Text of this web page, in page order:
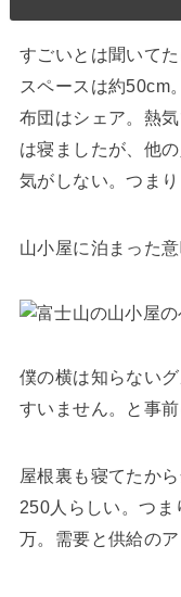
すごいとは聞いて
スペースは約50cm
布団はシェア。熱
は寝ましたが、他
気がしない。つま
山小屋に泊まった意
僕の横は知らない
すいません。と事前
屋根裏も寝てたか
250人らしい。つ
万。需要と供給の